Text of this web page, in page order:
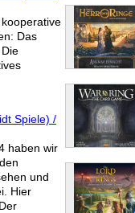
Das
Spiele) /
haben wir
und
Hier